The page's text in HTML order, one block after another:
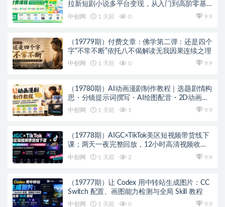
拉新短剧小说多平台变现，从入门到高阶零基
础也能轻松上手实操
中创网 1 天前 0 9.9
（19779期）付费文章：佛学第二弹：还是四个
字“不常不断”依托八不偈解读无我因果连续之理
中创网 1 天前 0 9.9
（19780期）AI动画漫剧制作教程｜选题剧情构
思・分镜提示词撰写・AI绘图配音・2D动画制
作・剪映实操完成完整漫剧成片
中创网 1 天前 1 9.9
（19778期）AIGC×TikTok美区短视频带货线下
课；两天一夜完整回放，12小时高清视频收录
头部操盘手全流程教学
中创网 1 天前 2 9.9
（19777期）让 Codex 用中转站生成图片：CC
Switch 配置、画图能力检测与全局 Skill 教程
中创网 1 天前 0 9.9